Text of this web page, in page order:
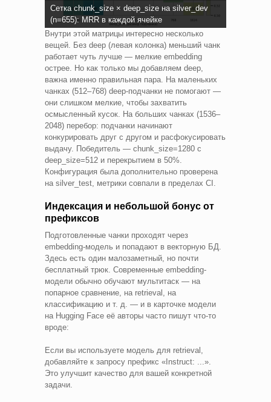
Сетка chunk_size × deep_size на silver_dev
(n=655): MRR в каждой ячейке
Внутри этой матрицы интересно несколько
вещей. Без deep (левая колонка) меньший чанк
работает чуть лучше — мелкие embedding
острее. Но как только мы добавляем deep,
важна именно правильная пара. На маленьких
чанках (512–768) deep-подчанки не помогают —
они слишком мелкие, чтобы захватить
осмысленный кусок. На больших чанках (1536–
2048) перебор: подчанки начинают
конкурировать друг с другом и расфокусировать
выдачу. Победитель — chunk_size=1280 с
deep_size=512 и перекрытием в 50%.
Конфигурация была дополнительно проверена
на silver_test, метрики совпали в пределах CI.
Индексация и небольшой бонус от
префиксов
Подготовленные чанки проходят через
embedding-модель и попадают в векторную БД.
Здесь есть один малозаметный, но почти
бесплатный трюк. Современные embedding-
модели обычно обучают мультитаск — на
попарное сравнение, на retrieval, на
классификацию и т. д. — и в карточке модели
на Hugging Face её авторы часто пишут что-то
вроде:
Если вы используете модель для retrieval,
добавляйте к запросу префикс «Instruct: ...».
Это улучшит качество для вашей конкретной
задачи.